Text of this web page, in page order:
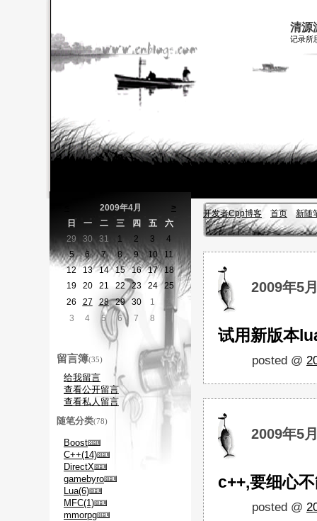
清源
记录所
开发者Cpp博客 首页 新随
2009年5
试用新版本
posted @
2009年5
c++,要细心
posted @
2009年4月
>
日
一 二 三 四 五
六
29
30 31 1 2 3
4
5
6 7 8 9 10
11
12
13 14 15 16 17
18
19
20 21 22 23 24
25
26
27 28 29 30 1
3
4 5 6 7 8
留言簿(35)
给我留言
查看公开留言
查看私人留言
随笔分类(78)
Boost
C++(14)
DirectX
gamebyro
Lua(6)
MFC(1)
mmorpg